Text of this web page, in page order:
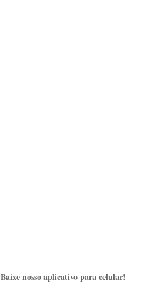
Baixe nosso aplicativo para celular!